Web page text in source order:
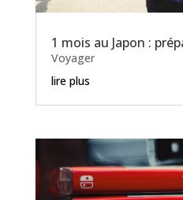
1 mois au Japon :
Voyager
lire plus